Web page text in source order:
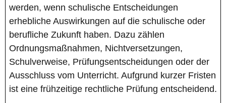
werden, wenn schulische Entscheidungen
erhebliche Auswirkungen auf die schulische oder
berufliche Zukunft haben. Dazu zählen
Ordnungsmaßnahmen, Nichtversetzungen,
Schulverweise, Prüfungsentscheidungen oder der
Ausschluss vom Unterricht. Aufgrund kurzer Fristen
ist eine frühzeitige rechtliche Prüfung entscheidend.